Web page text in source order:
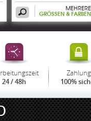
MEHRERE
GRÖSSEN & FARBEN
24 / 48h
Zahlung
100%